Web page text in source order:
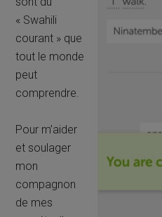
« Swahili
courant » que
tout le monde
peut
comprendre.
Pour m’aider
et soulager
mon
compagnon
de mes